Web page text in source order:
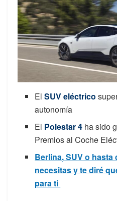
ElSUV eléctrico
autonomía
El Polestar 4 ha sido
Premios al Coche
Berlina, SUV o
necesitas y te diré
para ti